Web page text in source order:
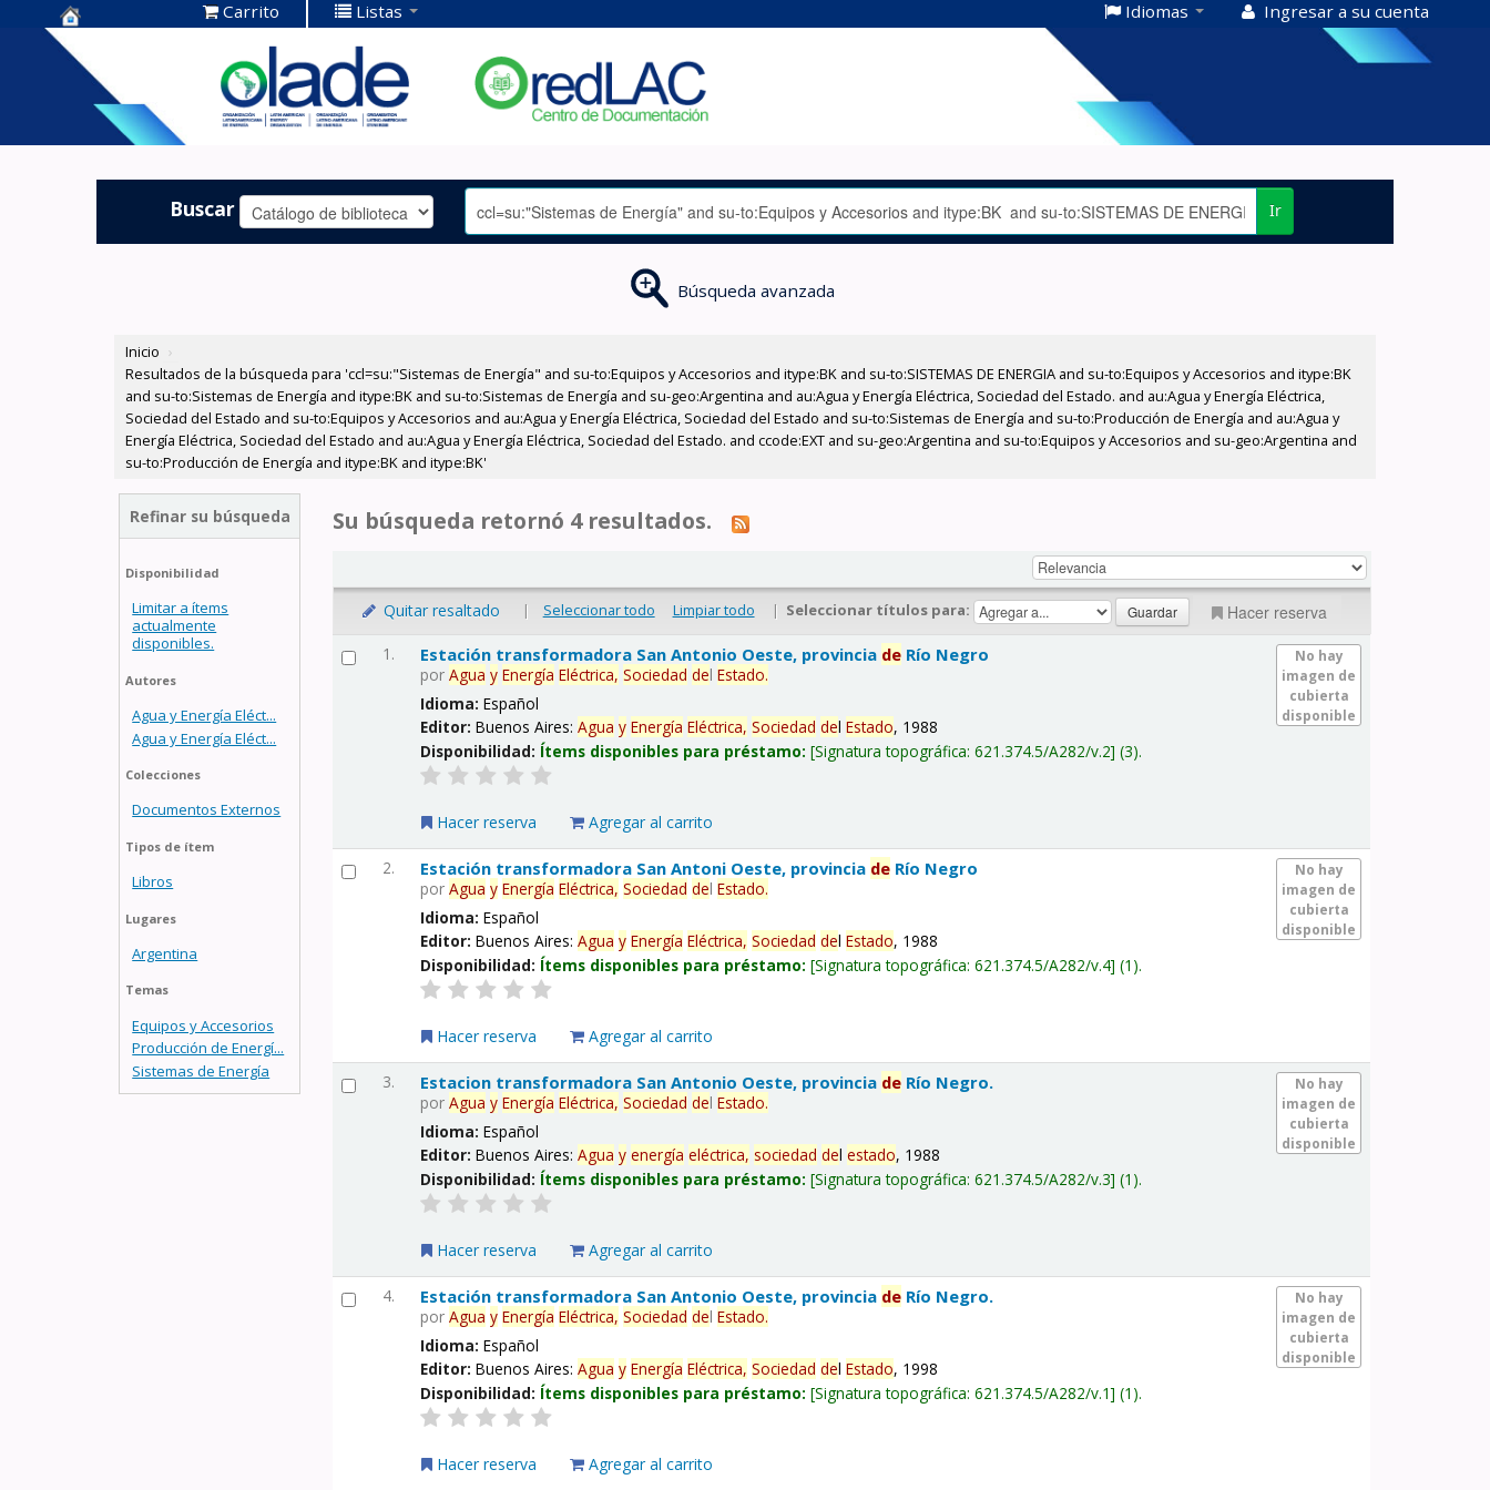
Centro de
Documentación
OLADE -
Carrito Listas Idiomas Ingresar a su cuenta
Buscar Ir
Búsqueda avanzada
Inicio ›
Resultados de la búsqueda para 'ccl=su:"Sistemas de Energía" and su-to:Equipos y Accesorios and itype:BK and su-to:SISTEMAS DE ENERGIA and su-to:Equipos y Accesorios and itype:BK
and su-to:Sistemas de Energía and itype:BK and su-to:Sistemas de Energía and su-geo:Argentina and au:Agua y Energía Eléctrica, Sociedad del Estado. and au:Agua y Energía Eléctrica,
Sociedad del Estado and su-to:Equipos y Accesorios and au:Agua y Energía Eléctrica, Sociedad del Estado and su-to:Sistemas de Energía and su-to:Producción de Energía and au:Agua y
Energía Eléctrica, Sociedad del Estado and au:Agua y Energía Eléctrica, Sociedad del Estado. and ccode:EXT and su-geo:Argentina and su-to:Equipos y Accesorios and su-geo:Argentina and
su-to:Producción de Energía and itype:BK and itype:BK'
Refinar su búsqueda
Disponibilidad
Limitar a ítems
actualmente
disponibles.
Autores
Agua y Energía Eléct...
Agua y Energía Eléct...
Colecciones
Documentos Externos
Tipos de ítem
Libros
Lugares
Argentina
Temas
Equipos y Accesorios
Producción de Energí...
Sistemas de Energía
Su búsqueda retornó 4 resultados.
Quitar resaltado | Seleccionar todo Limpiar todo | Seleccionar títulos para: Hacer reserva
1.
No hay
imagen de
cubierta
disponible
Estación transformadora San Antonio Oeste, provincia de Río Negro
porAgua y Energía Eléctrica, Sociedad delEstado.
Idioma:Español
Editor:Buenos Aires:Agua y Energía Eléctrica, Sociedad delEstado, 1988
Disponibilidad: Ítems disponibles para préstamo: Signatura topográfica:621.374.5/A282/v.2 (3).
Hacer reserva Agregar al carrito
2.
No hay
imagen de
cubierta
disponible
Estación transformadora San Antoni Oeste, provincia de Río Negro
porAgua y Energía Eléctrica, Sociedad delEstado.
Idioma:Español
Editor:Buenos Aires:Agua y Energía Eléctrica, Sociedad delEstado, 1988
Disponibilidad: Ítems disponibles para préstamo: Signatura topográfica:621.374.5/A282/v.4 (1).
Hacer reserva Agregar al carrito
3.
No hay
imagen de
cubierta
disponible
Estacion transformadora San Antonio Oeste, provincia de Río Negro.
porAgua y Energía Eléctrica, Sociedad delEstado.
Idioma:Español
Editor:Buenos Aires:Agua y energía eléctrica, sociedad delestado, 1988
Disponibilidad: Ítems disponibles para préstamo: Signatura topográfica:621.374.5/A282/v.3 (1).
Hacer reserva Agregar al carrito
4.
No hay
imagen de
cubierta
disponible
Estación transformadora San Antonio Oeste, provincia de Río Negro.
porAgua y Energía Eléctrica, Sociedad delEstado.
Idioma:Español
Editor:Buenos Aires:Agua y Energía Eléctrica, Sociedad delEstado, 1998
Disponibilidad: Ítems disponibles para préstamo: Signatura topográfica:621.374.5/A282/v.1 (1).
Hacer reserva Agregar al carrito